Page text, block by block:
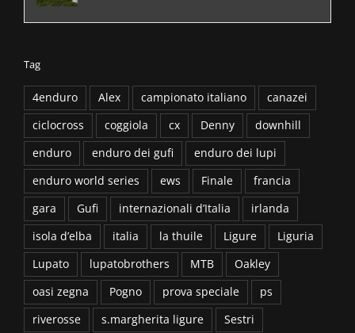
Tag
4enduro Alex campionato italiano
canazei
ciclocross
coggiola cx Denny
downhill
enduro
enduro dei gufi
enduro dei lupi
enduro world series
ews Finale
francia
gara
Gufi internazionali d’Italia
irlanda
isola d’elba
italia la thuile Ligure
Liguria
Lupato
lupatobrothers MTB
Oakley
oasi zegna
Pogno prova speciale
ps
riverosse
s.margherita ligure
Sestri